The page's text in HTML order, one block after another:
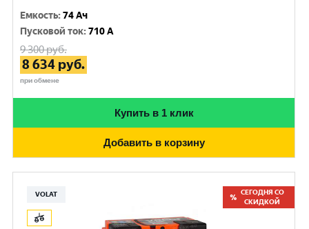
Емкость:74 Ач
Пусковой ток:710 A
9 300руб.
8 634 руб.
при обмене
Купить в 1 клик
Добавить в корзину
VOLAT
СЕГОДНЯ СО
СКИДКОЙ